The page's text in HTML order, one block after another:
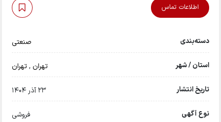
اطلاعات تماس
دسته‌بندی صنعتی
استان / شهر تهران,تهران
تاریخ انتشار 23 آذر 1404
نوع آگهی فروشی